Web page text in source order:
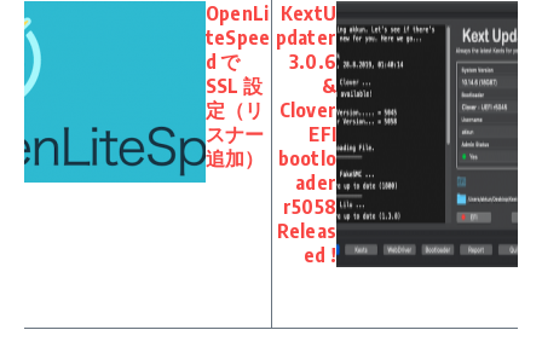
OpenLi
teSpee
d で
SSL 設
定（リ
スナー
追加）
KextU
pdater
3.0.6
&
Clover
EFI
bootlo
ader
r5058
Releas
ed !